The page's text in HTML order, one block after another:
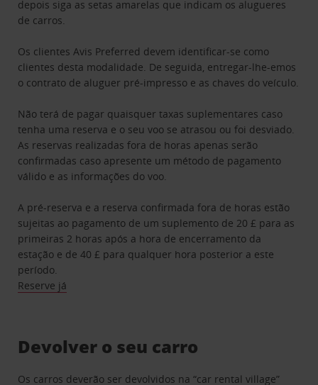
depois siga as setas amarelas que indicam os alugueres
de carros.
Os clientes Avis Preferred devem identificar-se como
clientes desta modalidade. De seguida, entregar-lhe-emos
o contrato de aluguer pré-impresso e as chaves do veículo.
Não terá de pagar quaisquer taxas suplementares caso
tenha uma reserva e o seu voo se atrasou ou foi desviado.
As reservas realizadas fora de horas apenas serão
confirmadas caso apresente um método de pagamento
válido e as informações do voo.
A pré-reserva e a reserva confirmada fora de horas estão
sujeitas ao pagamento de um suplemento de 20 £ para as
primeiras 2 horas após a hora de encerramento da
estação e de 40 £ para qualquer hora posterior a este
período.
Reserve já
Devolver o seu carro
Os carros deverão ser devolvidos na “car rental village”